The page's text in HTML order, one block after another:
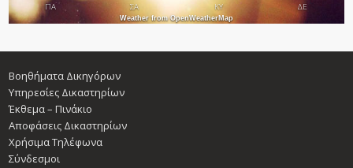
ΠΑ ΣΑ ΚΥ ΔΕ
Weather from OpenWeatherMap
Βοηθήματα Δικηγόρων
Υπηρεσίες Δικαστηρίων
Έκθεμα – Πινάκιο
Αποφάσεις Δικαστηρίων
Χρήσιμα Τηλέφωνα
Σύνδεσμοι